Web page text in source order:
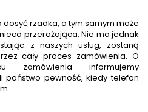
rzadka, a tym samym może
przerażająca. Nie ma jednak
z naszych usług, zostaną
cały proces zamówienia. O
zamówienia informujemy
państwo pewność, kiedy telefon